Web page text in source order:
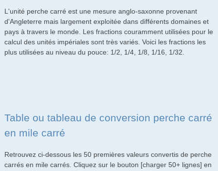
L'unité perche carré est une mesure anglo-saxonne provenant
d'Angleterre mais largement exploitée dans différents domaines et
pays à travers le monde. Les fractions couramment utilisées pour le
calcul des unités impériales sont très variés. Voici les fractions les
plus utilisées au niveau du pouce: 1/2, 1/4, 1/8, 1/16, 1/32.
Table ou tableau de conversion perche carré
en mile carré
Retrouvez ci-dessous les 50 premières valeurs convertis de perche
carrés en mile carrés. Cliquez sur le bouton [charger 50+ lignes] en